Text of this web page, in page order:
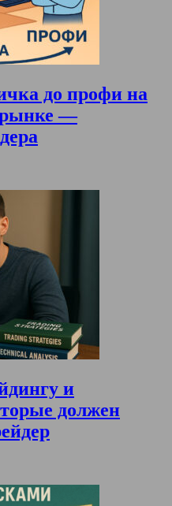
до профи на
рынке —
и
должен